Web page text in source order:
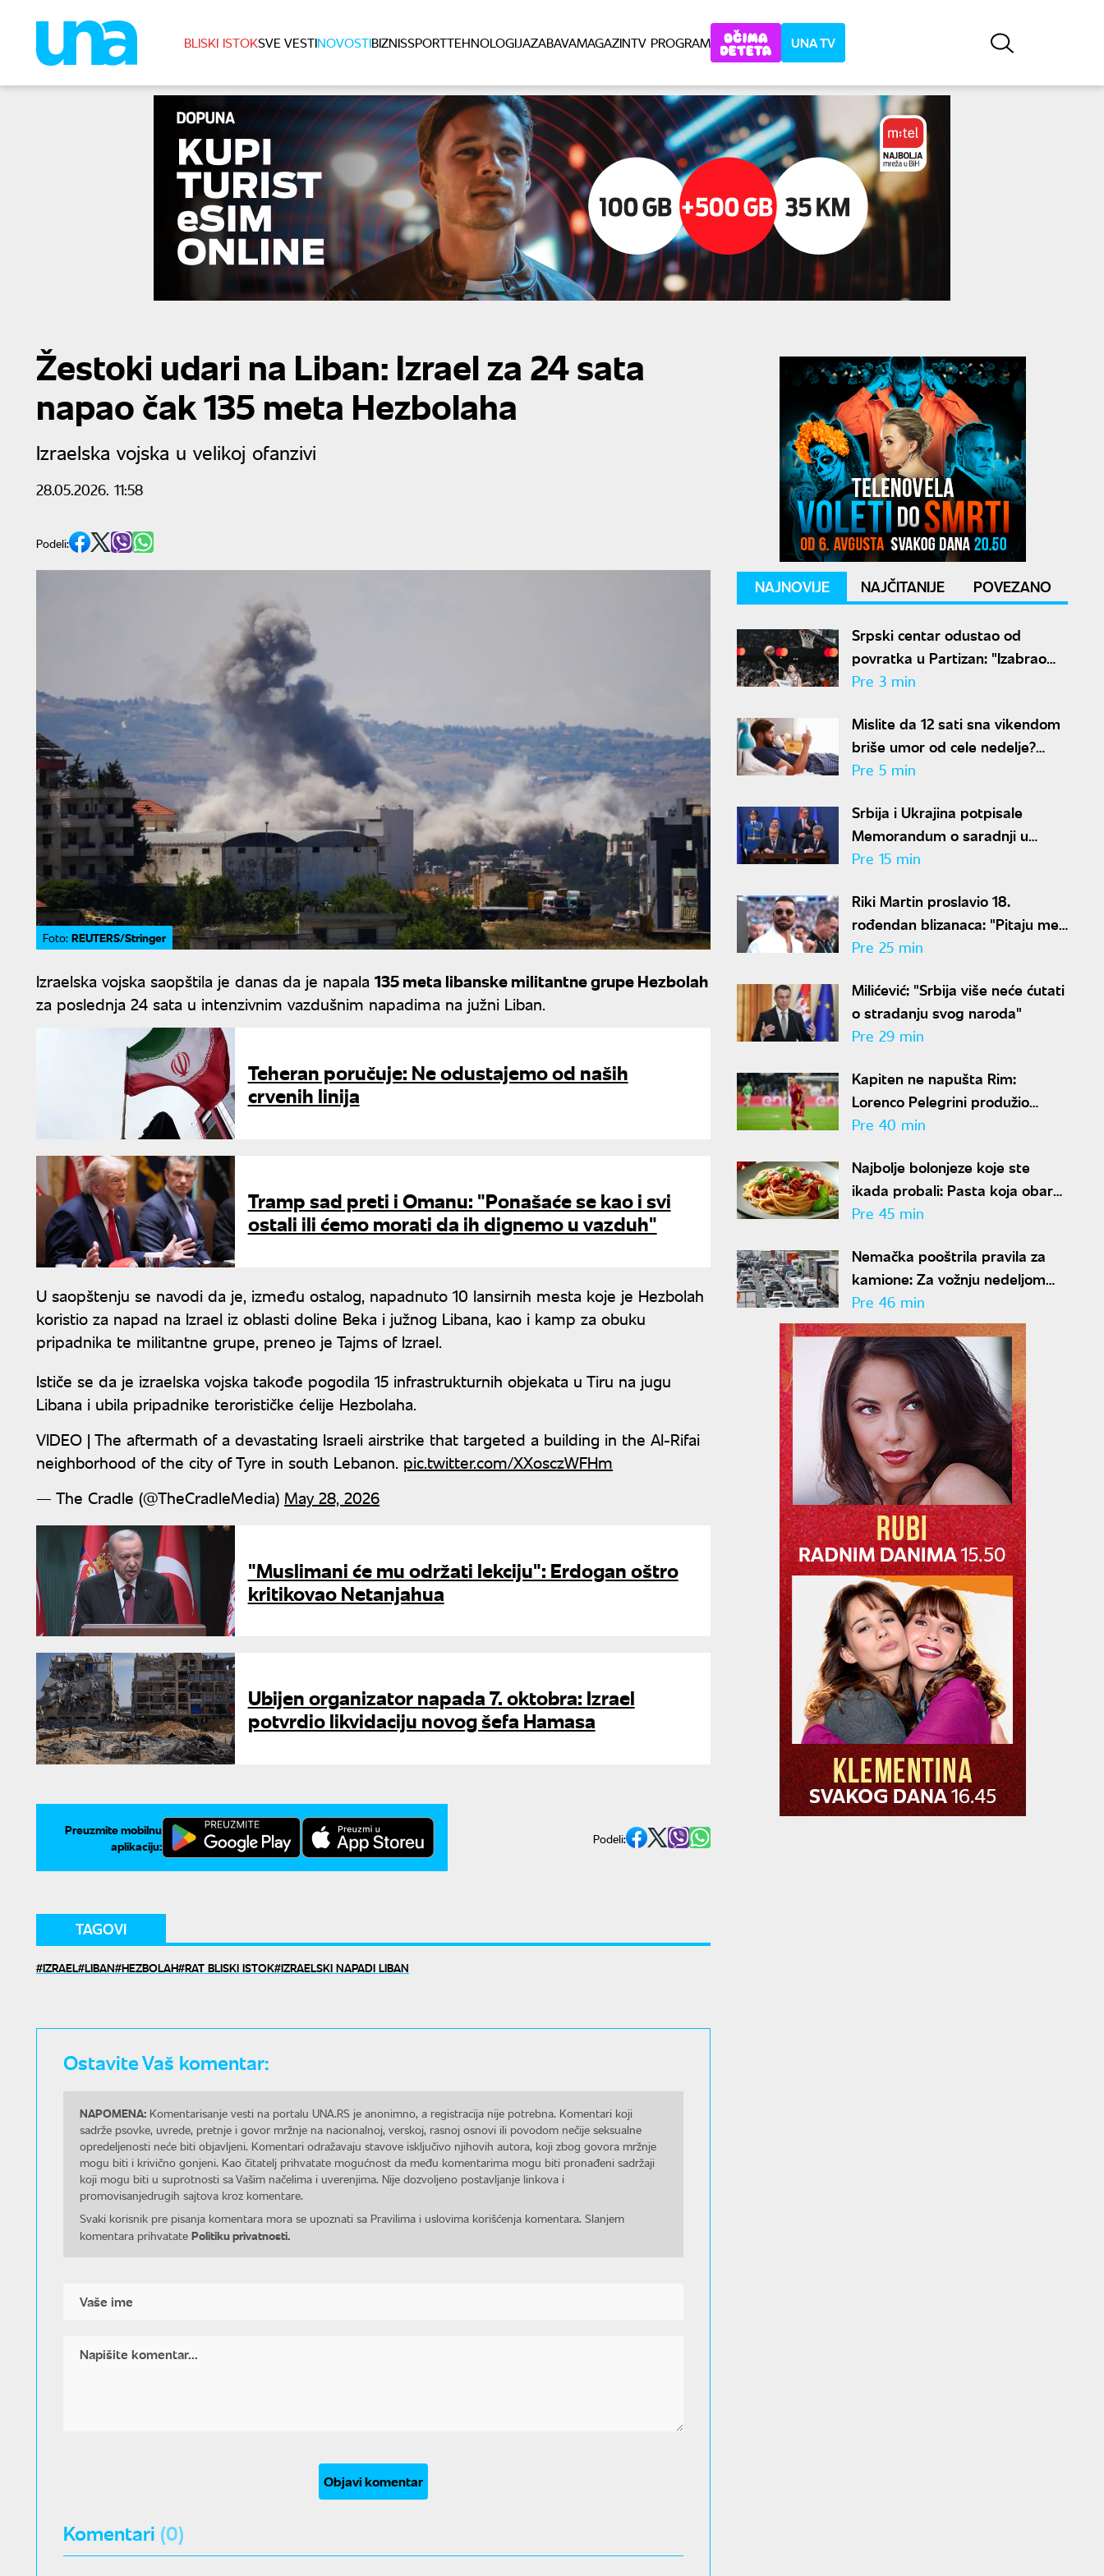
BLISKI ISTOKSVE VESTINOVOSTIBIZNISSPORTTEHNOLOGIJAZABAVAMAGAZINTV PROGRAM UNA TV
Žestoki udari na Liban: Izrael za 24 sata
napao čak 135 meta Hezbolaha
Izraelska vojska u velikoj ofanzivi
28.05.2026. 11:58
Podeli:
Foto: REUTERS/Stringer
Izraelska vojska saopštila je danas da je napala 135 meta libanske militantne grupe Hezbolah
za poslednja 24 sata u intenzivnim vazdušnim napadima na južni Liban.
Teheran poručuje: Ne odustajemo od naših
crvenih linija
Tramp sad preti i Omanu: "Ponašaće se kao i svi
ostali ili ćemo morati da ih dignemo u vazduh"
U saopštenju se navodi da je, između ostalog, napadnuto 10 lansirnih mesta koje je Hezbolah
koristio za napad na Izrael iz oblasti doline Beka i južnog Libana, kao i kamp za obuku
pripadnika te militantne grupe, preneo je Tajms of Izrael.
Ističe se da je izraelska vojska takođe pogodila 15 infrastrukturnih objekata u Tiru na jugu
Libana i ubila pripadnike terorističke ćelije Hezbolaha.
VIDEO | The aftermath of a devastating Israeli airstrike that targeted a building in the Al-Rifai
neighborhood of the city of Tyre in south Lebanon. pic.twitter.com/XXosczWFHm
— The Cradle (@TheCradleMedia) May 28, 2026
"Muslimani će mu održati lekciju": Erdogan oštro
kritikovao Netanjahua
Ubijen organizator napada 7. oktobra: Izrael
potvrdio likvidaciju novog šefa Hamasa
Preuzmite mobilnu
aplikaciju:
Podeli:
TAGOVI
IZRAEL LIBAN HEZBOLAH RAT BLISKI ISTOK IZRAELSKI NAPADI LIBAN
Ostavite Vaš komentar:
NAPOMENA: Komentarisanje vesti na portalu UNA.RS je anonimno, a registracija nije potrebna. Komentari koji
sadrže psovke, uvrede, pretnje i govor mržnje na nacionalnoj, verskoj, rasnoj osnovi ili povodom nečije seksualne
opredeljenosti neće biti objavljeni. Komentari odražavaju stavove isključivo njihovih autora, koji zbog govora mržnje
mogu biti i krivično gonjeni. Kao čitatelj prihvatate mogućnost da među komentarima mogu biti pronađeni sadržaji
koji mogu biti u suprotnosti sa Vašim načelima i uverenjima. Nije dozvoljeno postavljanje linkova i
promovisanjedrugih sajtova kroz komentare.
Svaki korisnik pre pisanja komentara mora se upoznati sa Pravilima i uslovima korišćenja komentara. Slanjem
komentara prihvatate Politiku privatnosti.
Objavi komentar
Komentari (0)
NAJNOVIJE NAJČITANIJE POVEZANO
Srpski centar odustao od
povratka u Partizan: "Izabrao
sam Hapoel zbog Obradovića"
Pre 3 min
Mislite da 12 sati sna vikendom
briše umor od cele nedelje?
Stručnjaci imaju loše vesti
Pre 5 min
Srbija i Ukrajina potpisale
Memorandum o saradnji u
oblasti zdravlja životinja i
Pre 15 min
Riki Martin proslavio 18.
rođendan blizanaca: "Pitaju me
zašto imaju dva oca"
Pre 25 min
Milićević: "Srbija više neće ćutati
o stradanju svog naroda"
Pre 29 min
Kapiten ne napušta Rim:
Lorenco Pelegrini produžio
ugovor sa Romom
Pre 40 min
Najbolje bolonjeze koje ste
ikada probali: Pasta koja obara
sa nogu
Pre 45 min
Nemačka pooštrila pravila za
kamione: Za vožnju nedeljom
kazna i do 570 evra
Pre 46 min